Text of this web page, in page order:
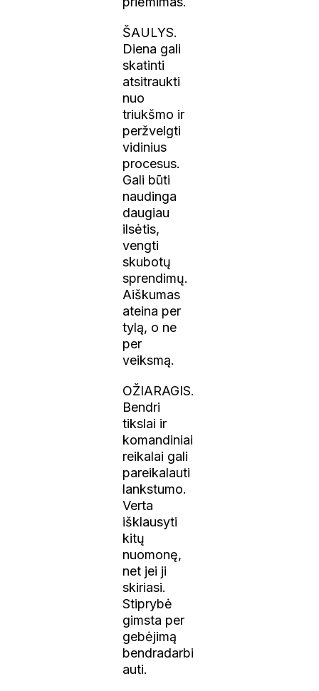
ŠAULYS.
Diena gali
skatinti
atsitraukti
nuo
triukšmo ir
peržvelgti
vidinius
procesus.
Gali būti
naudinga
daugiau
ilsėtis,
vengti
skubotų
sprendimų.
Aiškumas
ateina per
tylą, o ne
per
veiksmą.
OŽIARAGIS.
Bendri
tikslai ir
komandiniai
reikalai gali
pareikalauti
lankstumo.
Verta
išklausyti
kitų
nuomonę,
net jei ji
skiriasi.
Stiprybė
gimsta per
gebėjimą
bendradarbi
auti.